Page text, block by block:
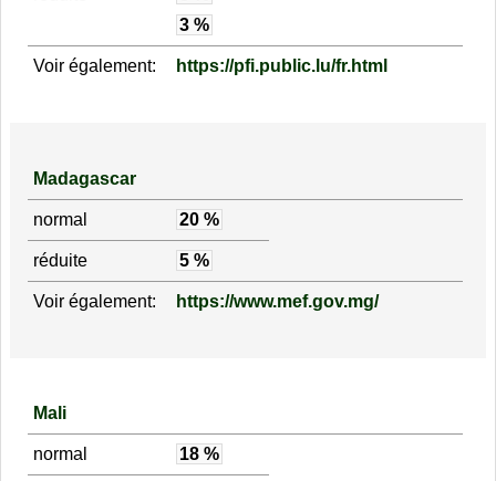
3 %
Voir également: https://pfi.public.lu/fr.html
Madagascar
normal 20 %
réduite 5 %
Voir également: https://www.mef.gov.mg/
Mali
normal 18 %